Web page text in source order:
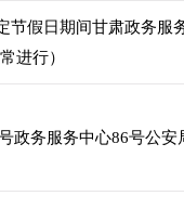
假日期间甘肃政务服
进行）
政务服务中心86号公安